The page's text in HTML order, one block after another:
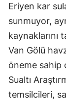
Eriyen kar
sunmuyor,
kaynaklarını
Van Gölü
öneme sahip
Sualtı
temsilcileri,